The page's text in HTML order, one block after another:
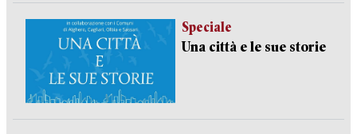
Speciale
Una città e le sue storie